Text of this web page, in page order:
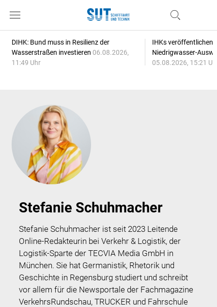
DIHK: Bund muss in Resilienz der
Wasserstraßen investieren 06.08.2026,
11:49 Uhr
IHKs veröffentlichen
Niedrigwasser-
05.08.2026, 15:21
Stefanie Schuhmacher
Stefanie Schuhmacher ist seit 2023 Leitende
Online-Redakteurin bei Verkehr & Logistik, der
Logistik-Sparte der TECVIA Media GmbH in
München. Sie hat Germanistik, Rhetorik und
Geschichte in Regensburg studiert und schreibt
vor allem für die Newsportale der Fachmagazine
VerkehrsRundschau, TRUCKER und Fahrschule